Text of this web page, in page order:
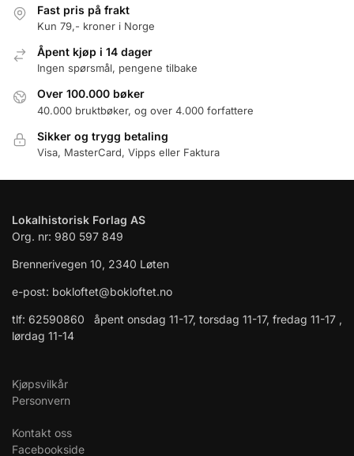
Fast pris på frakt
Kun 79,- kroner i Norge
Åpent kjøp i 14 dager
Ingen spørsmål, pengene tilbake
Over 100.000 bøker
40.000 bruktbøker, og over 4.000 forfattere
Sikker og trygg betaling
Visa, MasterCard, Vipps eller Faktura
Lokalhistorisk Forlag AS
Org. nr: 980 597 849
Brennerivegen 10, 2340 Løten
e-post: bokloftet@bokloftet.no
tlf: 62590860 åpent onsdag 11-17, torsdag 11-17, fredag 11-17 ,
lørdag 11-14
Kjøpsvilkår
Personvern
Kontakt oss
Facebookside